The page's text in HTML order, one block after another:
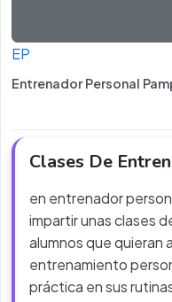
EP
Entrenador Personal
Clases De
en entrenador
impartir unas clases
alumnos que quieran
entrenamiento
práctica en sus